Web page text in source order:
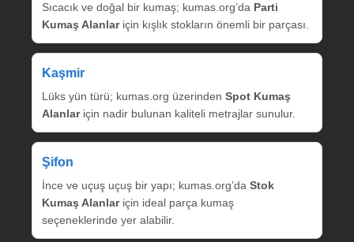
Sıcacık ve doğal bir kumaş; kumas.org’da Parti
Kumaş Alanlariçin kışlık stokların önemli bir parçası.
Kaşmir
Lüks yün türü; kumas.org üzerinden Spot Kumaş
Alanlariçin nadir bulunan kaliteli metrajlar sunulur.
Şifon
İnce ve uçuş uçuş bir yapı; kumas.org’da Stok
Kumaş Alanlariçin ideal parça kumaş
seçeneklerinde yer alabilir.